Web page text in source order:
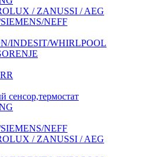
/ ZANUSSI / AEG
NEFF
INDESIT/WHIRLPOOL
сенсор,термостат
NEFF
/ ZANUSSI / AEG